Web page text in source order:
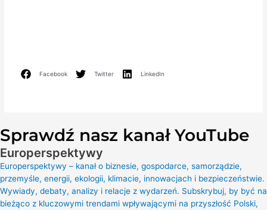
Facebook Twitter LinkedIn
Sprawdź nasz kanał YouTube
Europerspektywy
Europerspektywy – kanał o biznesie, gospodarce, samorządzie,
przemyśle, energii, ekologii, klimacie, innowacjach i bezpieczeństwie.
Wywiady, debaty, analizy i relacje z wydarzeń. Subskrybuj, by być na
bieżąco z kluczowymi trendami wpływającymi na przyszłość Polski,